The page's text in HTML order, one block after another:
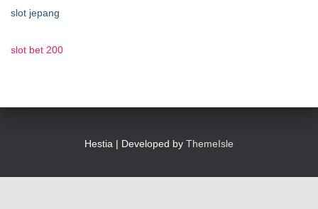
slot jepang
slot bet 200
Hestia | Developed by ThemeIsle